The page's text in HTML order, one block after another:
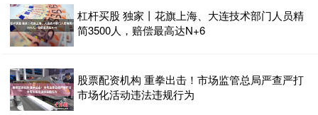
记者从中国科学院化学研究所获悉杠杆炒股 什么意思，该所李永舫院
士、孟磊研究员团队通过多年研究，在钙钛矿-有机叠层太阳能发
股票在线开户 楼市企稳？5月北上广深一二手住宅成交量，同比都上
正规配资公司
2026-05-25
本文自南都·湾财社股票在线开户。 采写 | 南都·湾财社记者邱永芬
杠杆买股 独家丨花旗上海、大连技术部门人员精
简3500人，赔偿最高达N+6
股票配资机构 重拳出击！市场监管总局严查严打
市场化活动违法违规行为